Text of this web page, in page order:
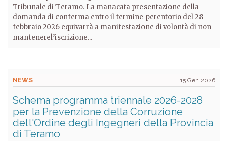
Tribunale di Teramo. La manacata presentazione della
domanda di conferma entro il termine perentorio del 28
febbraio 2026 equivarrà a manifestazione di volontà di non
mantenerel’iscrizione...
NEWS 15 Gen 2026
Schema programma triennale 2026-2028
per la Prevenzione della Corruzione
dell'Ordine degli Ingegneri della Provincia
di Teramo